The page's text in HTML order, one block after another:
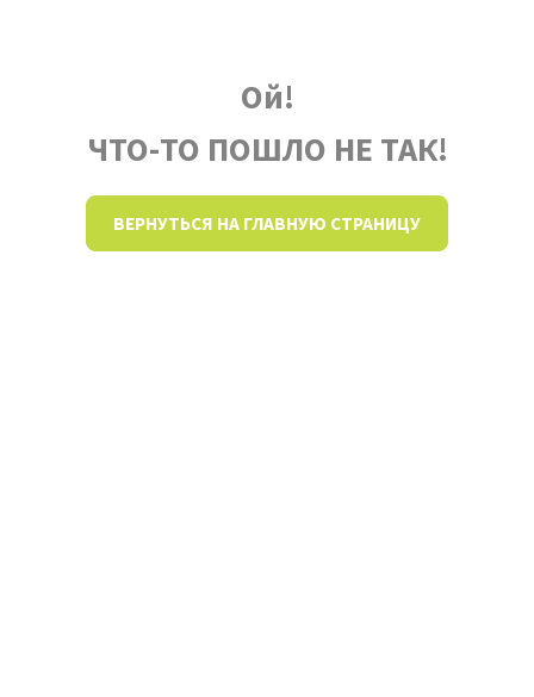
Ой!
ЧТО-ТО ПОШЛО НЕ ТАК!
ВЕРНУТЬСЯ НА ГЛАВНУЮ СТРАНИЦУ